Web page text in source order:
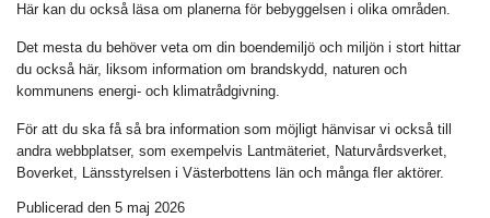
Här kan du också läsa om planerna för bebyggelsen i olika områden.
Det mesta du behöver veta om din boendemiljö och miljön i stort hittar
du också här, liksom information om brandskydd, naturen och
kommunens energi- och klimatrådgivning.
För att du ska få så bra information som möjligt hänvisar vi också till
andra webbplatser, som exempelvis Lantmäteriet, Naturvårdsverket,
Boverket, Länsstyrelsen i Västerbottens län och många fler aktörer.
Publicerad den 5 maj 2026